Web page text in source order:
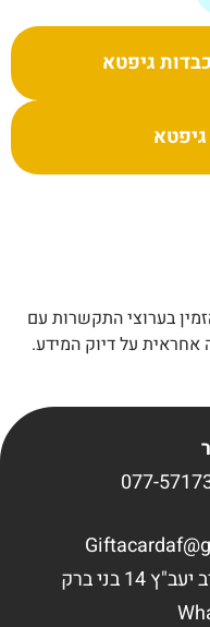
גיפטא
בערוצי התקשרות עם
אחראית על דיוק המידע.
14 בני ברק